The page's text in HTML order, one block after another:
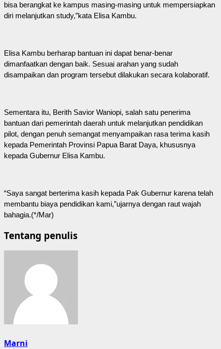
bisa berangkat ke kampus masing-masing untuk mempersiapkan
diri melanjutkan study,”kata Elisa Kambu.
Elisa Kambu berharap bantuan ini dapat benar-benar
dimanfaatkan dengan baik. Sesuai arahan yang sudah
disampaikan dan program tersebut dilakukan secara kolaboratif.
Sementara itu, Berith Savior Waniopi, salah satu penerima
bantuan dari pemerintah daerah untuk melanjutkan pendidikan
pilot, dengan penuh semangat menyampaikan rasa terima kasih
kepada Pemerintah Provinsi Papua Barat Daya, khususnya
kepada Gubernur Elisa Kambu.
“Saya sangat berterima kasih kepada Pak Gubernur karena telah
membantu biaya pendidikan kami,”ujarnya dengan raut wajah
bahagia.(*/Mar)
Tentang penulis
Marni